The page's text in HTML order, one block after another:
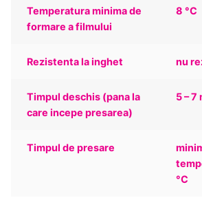
Temperatura minima de
formare a filmului
8 °C
Rezistenta la inghet nu
Timpul deschis (pana la
care incepe presarea)
5 – 7
Timpul de presare
°C